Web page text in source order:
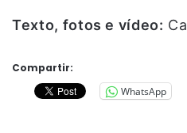
Texto, fotos e vídeo:
Compartir:
WhatsApp